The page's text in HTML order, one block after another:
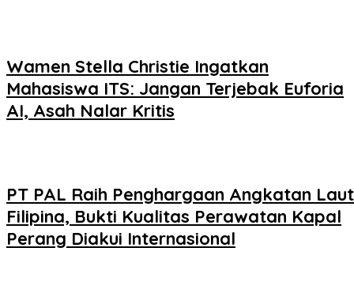
Wamen Stella Christie Ingatkan
Mahasiswa ITS: Jangan Terjebak Euforia
AI, Asah Nalar Kritis
PT PAL Raih Penghargaan Angkatan Laut
Filipina, Bukti Kualitas Perawatan Kapal
Perang Diakui Internasional